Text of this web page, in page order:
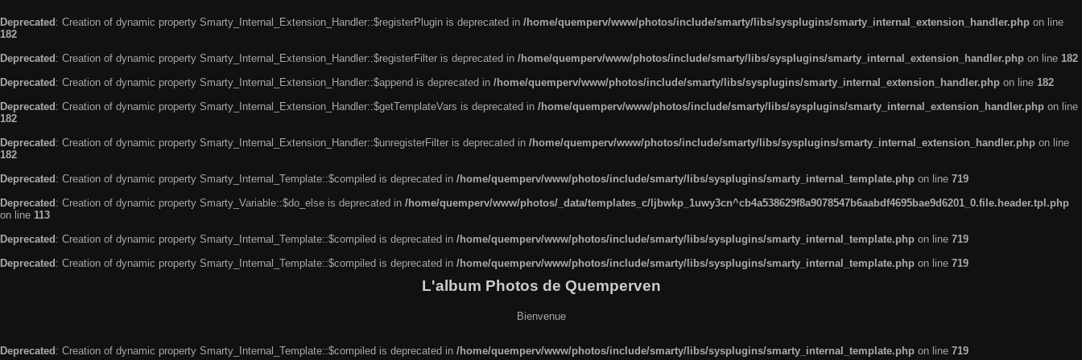
Deprecated : Creation of dynamic property Smarty_Internal_Extension_Handler::$registerPlugin is deprecated in /home/quemperv/www/photos/include/smarty/libs/sysplugins/smarty_internal_extension_handler.php on line
182
Deprecated : Creation of dynamic property Smarty_Internal_Extension_Handler::$registerFilter is deprecated in /home/quemperv/www/photos/include/smarty/libs/sysplugins/smarty_internal_extension_handler.php on line 182
Deprecated : Creation of dynamic property Smarty_Internal_Extension_Handler::$append is deprecated in /home/quemperv/www/photos/include/smarty/libs/sysplugins/smarty_internal_extension_handler.php on line 182
Deprecated : Creation of dynamic property Smarty_Internal_Extension_Handler::$getTemplateVars is deprecated in /home/quemperv/www/photos/include/smarty/libs/sysplugins/smarty_internal_extension_handler.php on line
182
Deprecated : Creation of dynamic property Smarty_Internal_Extension_Handler::$unregisterFilter is deprecated in /home/quemperv/www/photos/include/smarty/libs/sysplugins/smarty_internal_extension_handler.php on line
182
Deprecated : Creation of dynamic property Smarty_Internal_Template::$compiled is deprecated in /home/quemperv/www/photos/include/smarty/libs/sysplugins/smarty_internal_template.php on line 719
Deprecated : Creation of dynamic property Smarty_Variable::$do_else is deprecated in /home/quemperv/www/photos/_data/templates_c/ljbwkp_1uwy3cn^cb4a538629f8a9078547b6aabdf4695bae9d6201_0.file.header.tpl.php
on line 113
Deprecated : Creation of dynamic property Smarty_Internal_Template::$compiled is deprecated in /home/quemperv/www/photos/include/smarty/libs/sysplugins/smarty_internal_template.php on line 719
Deprecated : Creation of dynamic property Smarty_Internal_Template::$compiled is deprecated in /home/quemperv/www/photos/include/smarty/libs/sysplugins/smarty_internal_template.php on line 719
L'album Photos de Quemperven
Bienvenue
Deprecated: Creation of dynamic property Smarty_Internal_Template::$compiled is deprecated in /home/quemperv/www/photos/include/smarty/libs/sysplugins/smarty_internal_template.php on line 719